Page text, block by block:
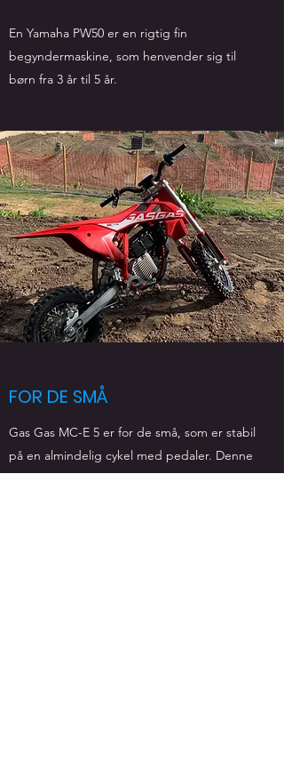
En Yamaha PW50 er en rigtig fin
begyndermaskine, som henvender sig til
børn fra 3 år til 5 år.
FOR DE SMÅ
Gas Gas MC-E 5 er for de små, som er stabil
på en almindelig cykel med pedaler. Denne
crosser har en meget blid og rolig elmotor